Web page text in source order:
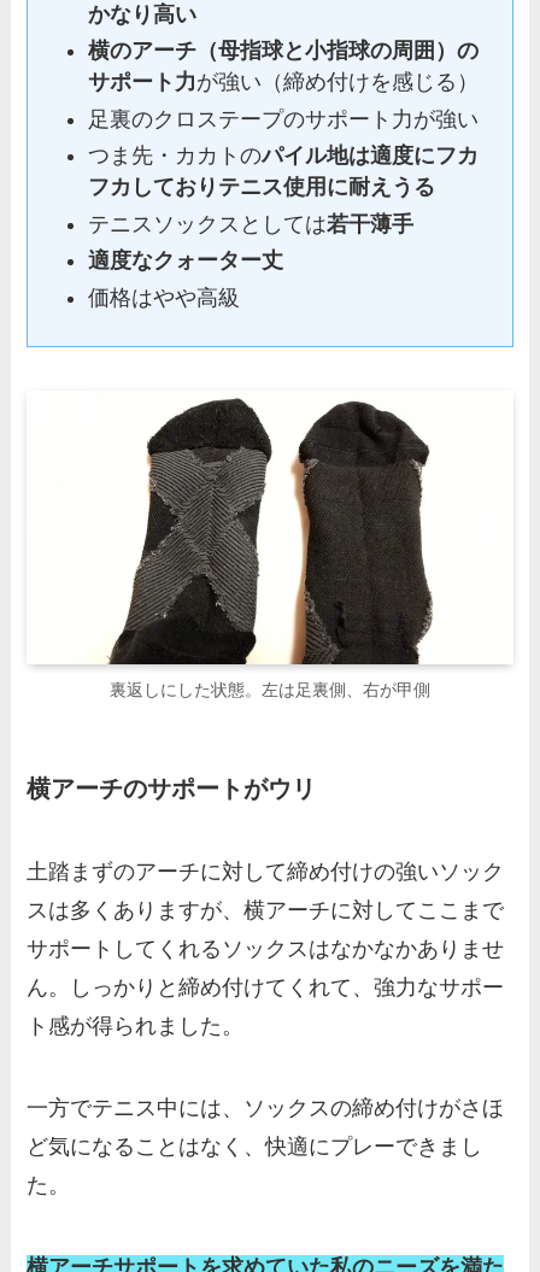
かなり高い
横のアーチ（母指球と小指球の周囲）の
サポート力が強い（締め付けを感じる）
足裏のクロステープのサポート力が強い
つま先・カカトのパイル地は適度にフカ
フカしておりテニス使用に耐えうる
テニスソックスとしては若干薄手
適度なクォーター丈
価格はやや高級
裏返しにした状態。左は足裏側、右が甲側
横アーチのサポートがウリ
土踏まずのアーチに対して締め付けの強いソック
スは多くありますが、横アーチに対してここまで
サポートしてくれるソックスはなかなかありませ
ん。しっかりと締め付けてくれて、強力なサポー
ト感が得られました。
一方でテニス中には、ソックスの締め付けがさほ
ど気になることはなく、快適にプレーできまし
た。
横アーチサポートを求めていた私のニーズを満た